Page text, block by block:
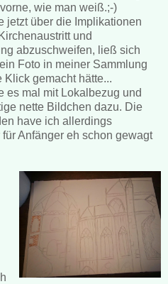
wie man weiß.;-)
jetzt über die Implikationen
und
abzuschweifen, ließ sich
Foto in meiner Sammlung
gemacht hätte...
es mal mit Lokalbezug und
nette Bildchen dazu. Die
have ich allerdings
Anfänger eh schon gewagt